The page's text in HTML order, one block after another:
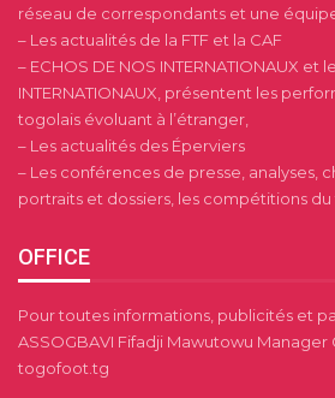
réseau de correspondants et une
– Les actualités de la FTF et la CAF
– ECHOS DE NOS INTERNATIONAUX et
INTERNATIONAUX, présentent les
togolais évoluant à l’étranger,
– Les actualités des Éperviers
– Les conférences de presse, analyses,
portraits et dossiers, les compétitions du
OFFICE
Pour toutes informations, publicités et
ASSOGBAVI Fifadji Mawutowu Manager
togofoot.tg